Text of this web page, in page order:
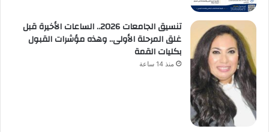
تنسيق الجامعات 2026.. الساعات الأخيرة قبل
غلق المرحلة الأولى.. وهذه مؤشرات القبول
بكليات القمة
منذ 14 ساعة